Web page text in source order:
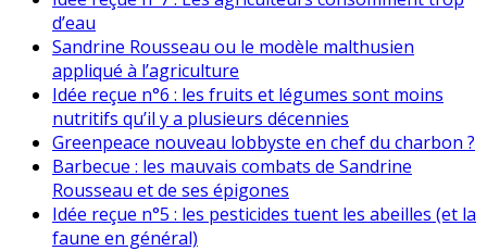
d’eau
Sandrine Rousseau ou le modèle malthusien
appliqué à l’agriculture
Idée reçue n°6 : les fruits et légumes sont moins
nutritifs qu’il y a plusieurs décennies
Greenpeace nouveau lobbyste en chef du charbon ?
Barbecue : les mauvais combats de Sandrine
Rousseau et de ses épigones
Idée reçue n°5 : les pesticides tuent les abeilles (et la
faune en général)